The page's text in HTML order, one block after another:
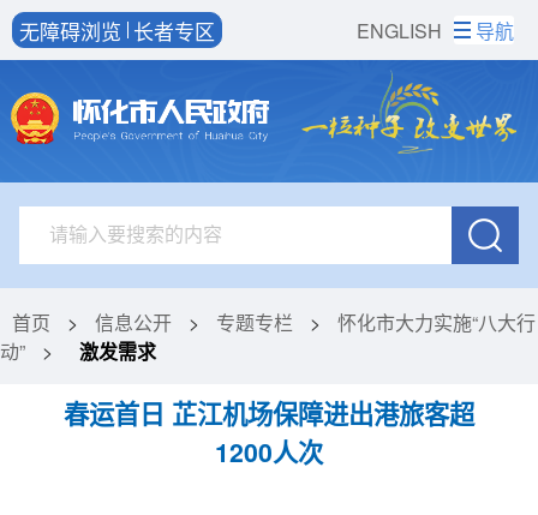
ENGLISH
无障碍浏览 长者专区 导航
首页 > 信息公开 > 专题专栏 >
怀化市大力实施“八大行
动”
> 激发需求
春运首日 芷江机场保障进出港旅客超
1200人次